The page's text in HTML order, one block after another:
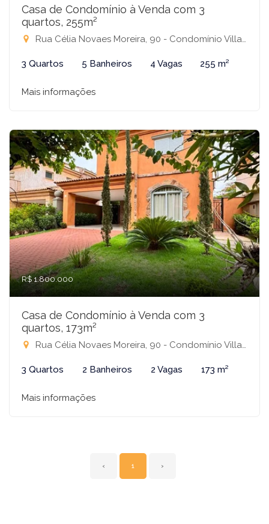
Casa de Condomínio à Venda com 3
quartos, 255m²
Rua Célia Novaes Moreira, 90 - Condomínio Villagio Harmonia, São José do Rio Preto-SP
3 Quartos 5 Banheiros 4 Vagas 255 m²
Mais informações
R$ 1.800.000
Casa de Condomínio à Venda com 3
quartos, 173m²
Rua Célia Novaes Moreira, 90 - Condomínio Villagio Harmonia, São José do Rio Preto-SP
3 Quartos 2 Banheiros 2 Vagas 173 m²
Mais informações
‹ 1 ›